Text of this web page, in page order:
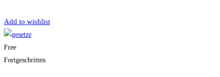
Add to wishlist
Free
Fortgeschritten